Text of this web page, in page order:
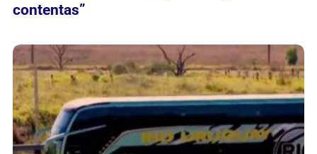
contentas”